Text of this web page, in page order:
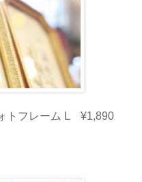
トフレーム L ¥1,890